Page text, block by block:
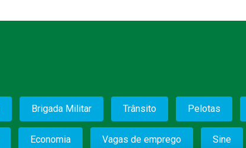
Brigada Militar Trânsito Pelotas
Economia Vagas de emprego Sine